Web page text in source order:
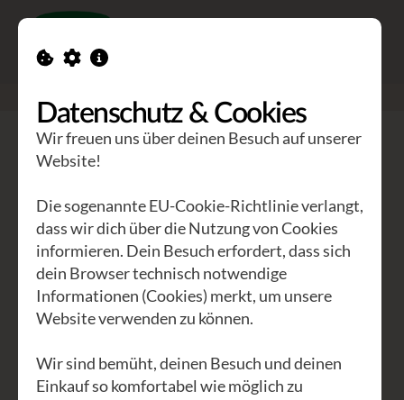
Sommer-Akkordeonwoche
mit Daniel Stratznig und
Pablo Machado
In der Sommer-Akkordeonwoche habt
ihr, Anfänger (die den Anfängerkurs
5 Tage non stop Gelegenheit zum
Datenschutz & Cookies
Wir freuen uns über deinen Besuch auf unserer
Website!
Die sogenannte EU-Cookie-Richtlinie verlangt,
dass wir dich über die Nutzung von Cookies
informieren. Dein Besuch erfordert, dass sich
dein Browser technisch notwendige
Informationen (Cookies) merkt, um unsere
Website verwenden zu können.
Wir sind bemüht, deinen Besuch und deinen
Einkauf so komfortabel wie möglich zu